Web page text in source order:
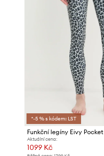
*-5 % s kódem: LST
Funkční legíny Eivy Pocket
Aktuální cena:
1099 Kč